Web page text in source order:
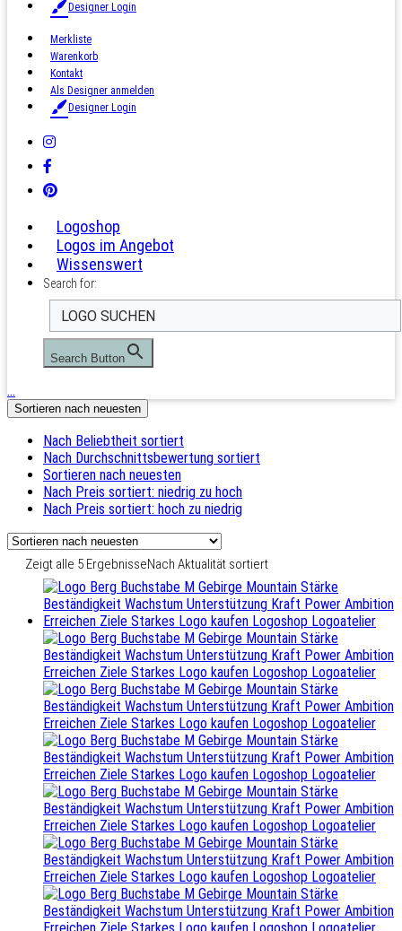
Designer Login
Merkliste
Warenkorb
Kontakt
Als Designer anmelden
Designer Login
Logoshop
Logos im Angebot
Wissenswert
Search for:
Search Button
…
Sortieren nach neuesten
Nach Beliebtheit sortiert
Nach Durchschnittsbewertung sortiert
Sortieren nach neuesten
Nach Preis sortiert: niedrig zu hoch
Nach Preis sortiert: hoch zu niedrig
Zeigt alle 5 ErgebnisseNach Aktualität sortiert